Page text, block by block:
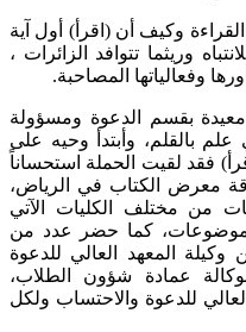
وكيف أن (اقرأ) أول آية
وريثما تتوافد الزائرات ،
وفعالياتها المصاحبة.
بقسم الدعوة ومسؤولة
بالقلم، وأبتدأ وحيه على
فقد لقيت الحملة استحساناً
معرض الكتاب في الرياض،
من مختلف الكليات الآتي
كما حضر عدد من
المعهد العالي للدعوة
عمادة شؤون الطلاب،
للدعوة والاحتساب ولكل